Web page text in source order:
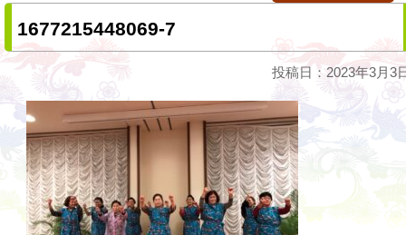
1677215448069-7
投稿日：2023年3月3